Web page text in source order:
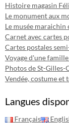
Histoire magasin
Le monument aux
Le musée
Carnet avec cartes
Cartes postales
Voyage d'une
Photos de St-
Vendée, costume et
Langues
Français